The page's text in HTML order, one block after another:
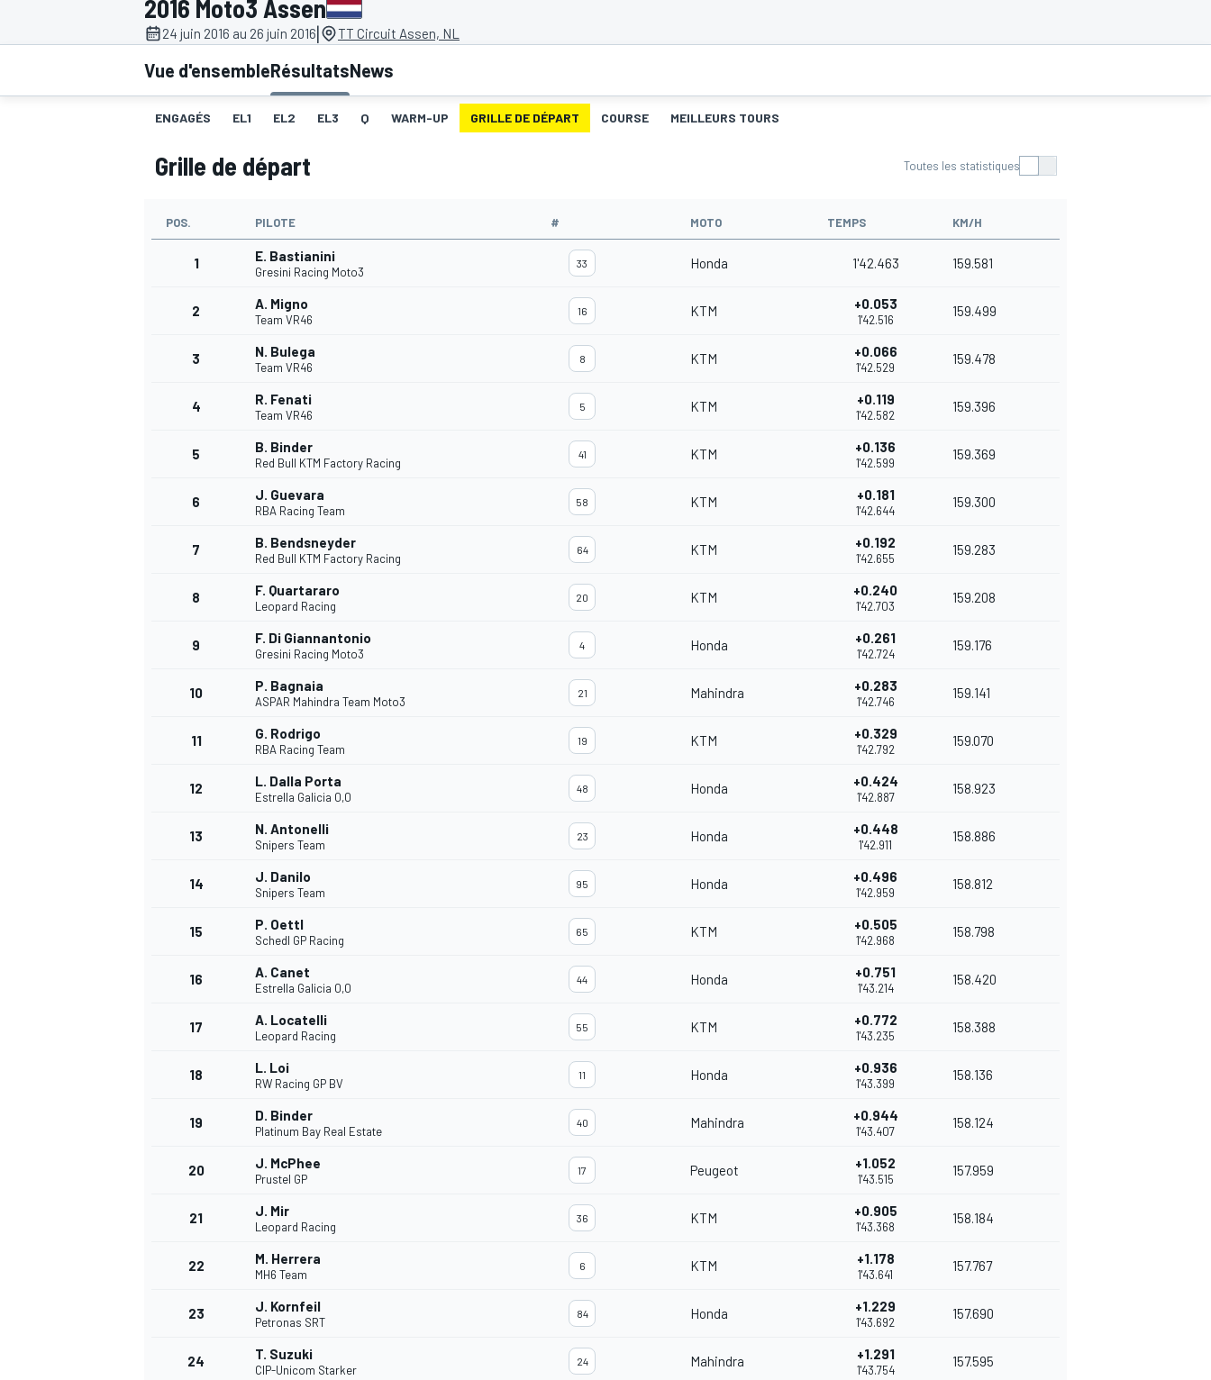
2016 Moto3 Assen
24 juin 2016 au 26 juin 2016| TT Circuit Assen, NL
Vue d'ensembleRésultatsNews
ENGAGÉS EL1 EL2 EL3 Q WARM-UP GRILLE DE DÉPART COURSE MEILLEURS TOURS
Grille de départ Toutes les statistiques
POS. PILOTE # MOTO TEMPS KM/H
1 E. Bastianini
Gresini Racing Moto3
33 Honda 1'42.463 159.581
2 A. Migno
Team VR46
16 KTM +0.053
1'42.516
159.499
3 N. Bulega
Team VR46
8 KTM +0.066
1'42.529
159.478
4 R. Fenati
Team VR46
5 KTM +0.119
1'42.582
159.396
5 B. Binder
Red Bull KTM Factory Racing
41 KTM +0.136
1'42.599
159.369
6 J. Guevara
RBA Racing Team
58 KTM +0.181
1'42.644
159.300
7 B. Bendsneyder
Red Bull KTM Factory Racing
64 KTM +0.192
1'42.655
159.283
8 F. Quartararo
Leopard Racing
20 KTM +0.240
1'42.703
159.208
9 F. Di Giannantonio
Gresini Racing Moto3
4 Honda +0.261
1'42.724
159.176
10 P. Bagnaia
ASPAR Mahindra Team Moto3
21 Mahindra +0.283
1'42.746
159.141
11 G. Rodrigo
RBA Racing Team
19 KTM +0.329
1'42.792
159.070
12 L. Dalla Porta
Estrella Galicia 0,0
48 Honda +0.424
1'42.887
158.923
13 N. Antonelli
Snipers Team
23 Honda +0.448
1'42.911
158.886
14 J. Danilo
Snipers Team
95 Honda +0.496
1'42.959
158.812
15 P. Oettl
Schedl GP Racing
65 KTM +0.505
1'42.968
158.798
16 A. Canet
Estrella Galicia 0,0
44 Honda +0.751
1'43.214
158.420
17 A. Locatelli
Leopard Racing
55 KTM +0.772
1'43.235
158.388
18 L. Loi
RW Racing GP BV
11 Honda +0.936
1'43.399
158.136
19 D. Binder
Platinum Bay Real Estate
40 Mahindra +0.944
1'43.407
158.124
20 J. McPhee
Prustel GP
17 Peugeot +1.052
1'43.515
157.959
21 J. Mir
Leopard Racing
36 KTM +0.905
1'43.368
158.184
22 M. Herrera
MH6 Team
6 KTM +1.178
1'43.641
157.767
23 J. Kornfeil
Petronas SRT
84 Honda +1.229
1'43.692
157.690
24 T. Suzuki
CIP-Unicom Starker
24 Mahindra +1.291
1'43.754
157.595